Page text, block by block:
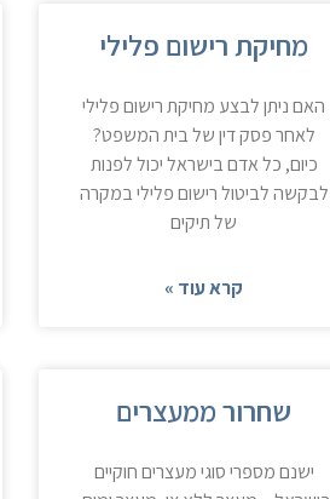
מחיקת רישום פלילי
האם ניתן לבצע מחיקת רישום פלילי
לאחר פסק דין של בית המשפט?
כיום, כל אדם בישראל יכול לפנות
לבקשה לביטול רישום פלילי במקרה
של תיקים
קרא עוד »
שחרור ממעצרים
ישנם מספרי סוגי מעצרים חוקיים